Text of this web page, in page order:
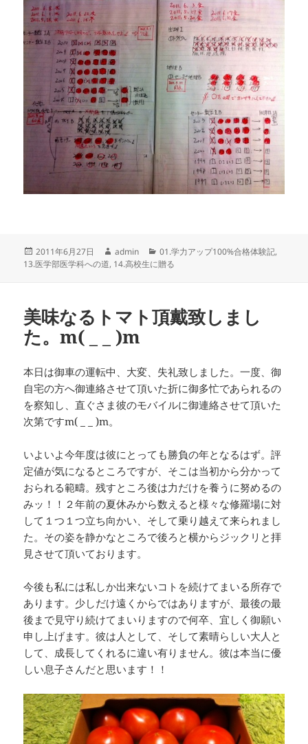
投
稿
2011年6月27日
作
成
admin
カ
テ
01.学力アップ100%合格体験記,
13.医学部医学科への道, 14.高校生に贈る
美味なるトマト頂戴致しまし
た。m( _ _ )m
本日は御車の運転中、大変、失礼致しました。一度、御
自宅の方へ御連絡させて頂いた折に御多忙であられるの
を察知し、直ぐさま彼のモバイルに御連絡させて頂いた
次第ですm( _ _ )m。
いよいよ今年度は彼にとっても勝負の年となるはず。評
定値が気になるところですが、そこは当初から分かって
おられる範疇。残すところ後は力だけを養うに努めるの
みッ！！２年前の夏休みから数えると様々な修羅場に対
して１つ１つ立ち向かい、そして乗り越えて来られまし
た。その姿を静かなところで後ろと横からジックリと拝
見させて頂いております。
今後も私には私しか出来ないコトを続けてまいる所存で
あります。少しだけ遠くからではありますが、最後の最
後まで見守り続けてまいりますので何卒、宜しく御願い
申し上げます。彼は人として、そして素晴らしい大人と
して、成長してくれるに違い有りません。彼は本当に優
しい息子さんだと思います！！